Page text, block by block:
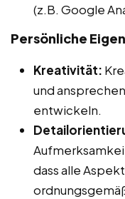
(z.B. Google
Persönliche
Kreativität:
und
entwickeln.
dass alle